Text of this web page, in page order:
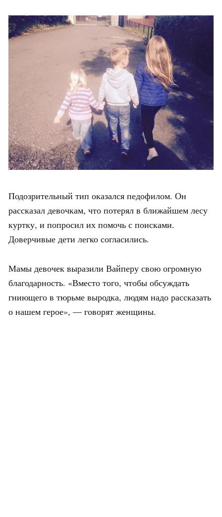
Подозрительный тип оказался педофилом. Он
рассказал девочкам, что потерял в ближайшем лесу
куртку, и попросил их помочь с поисками.
Доверчивые дети легко согласились.
Мамы девочек выразили Вайперу свою огромную
благодарность. «Вместо того, чтобы обсуждать
гниющего в тюрьме выродка, людям надо рассказать
о нашем герое», — говорят женщины.